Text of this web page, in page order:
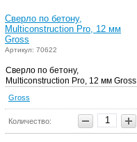
Сверло по бетону,
Multiconstruction Pro, 12 мм
Gross
Артикул: 70622
Сверло по бетону,
Multiconstruction Pro, 12 мм Gross
Gross
Количество: